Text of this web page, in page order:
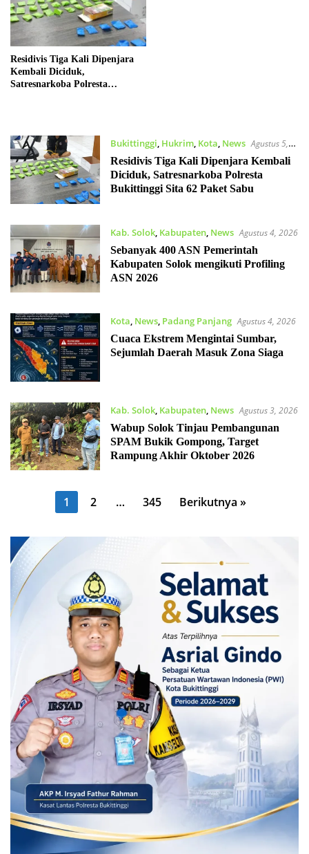
Residivis Tiga Kali Dipenjara
Kembali Diciduk,
Satresnarkoba Polresta
Bukittinggi, Hukrim, Kota, News Agustus 5,
2026
Residivis Tiga Kali Dipenjara Kembali
Diciduk, Satresnarkoba Polresta
Bukittinggi Sita 62 Paket Sabu
Kab. Solok, Kabupaten, News Agustus 4, 2026
Sebanyak 400 ASN Pemerintah
Kabupaten Solok mengikuti Profiling
ASN 2026
Kota, News, Padang Panjang Agustus 4, 2026
Cuaca Ekstrem Mengintai Sumbar,
Sejumlah Daerah Masuk Zona Siaga
Kab. Solok, Kabupaten, News Agustus 3, 2026
Wabup Solok Tinjau Pembangunan
SPAM Bukik Gompong, Target
Rampung Akhir Oktober 2026
1 2 … 345 Berikutnya »